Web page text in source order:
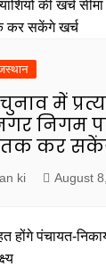
में
निगम
तक कर
ki August